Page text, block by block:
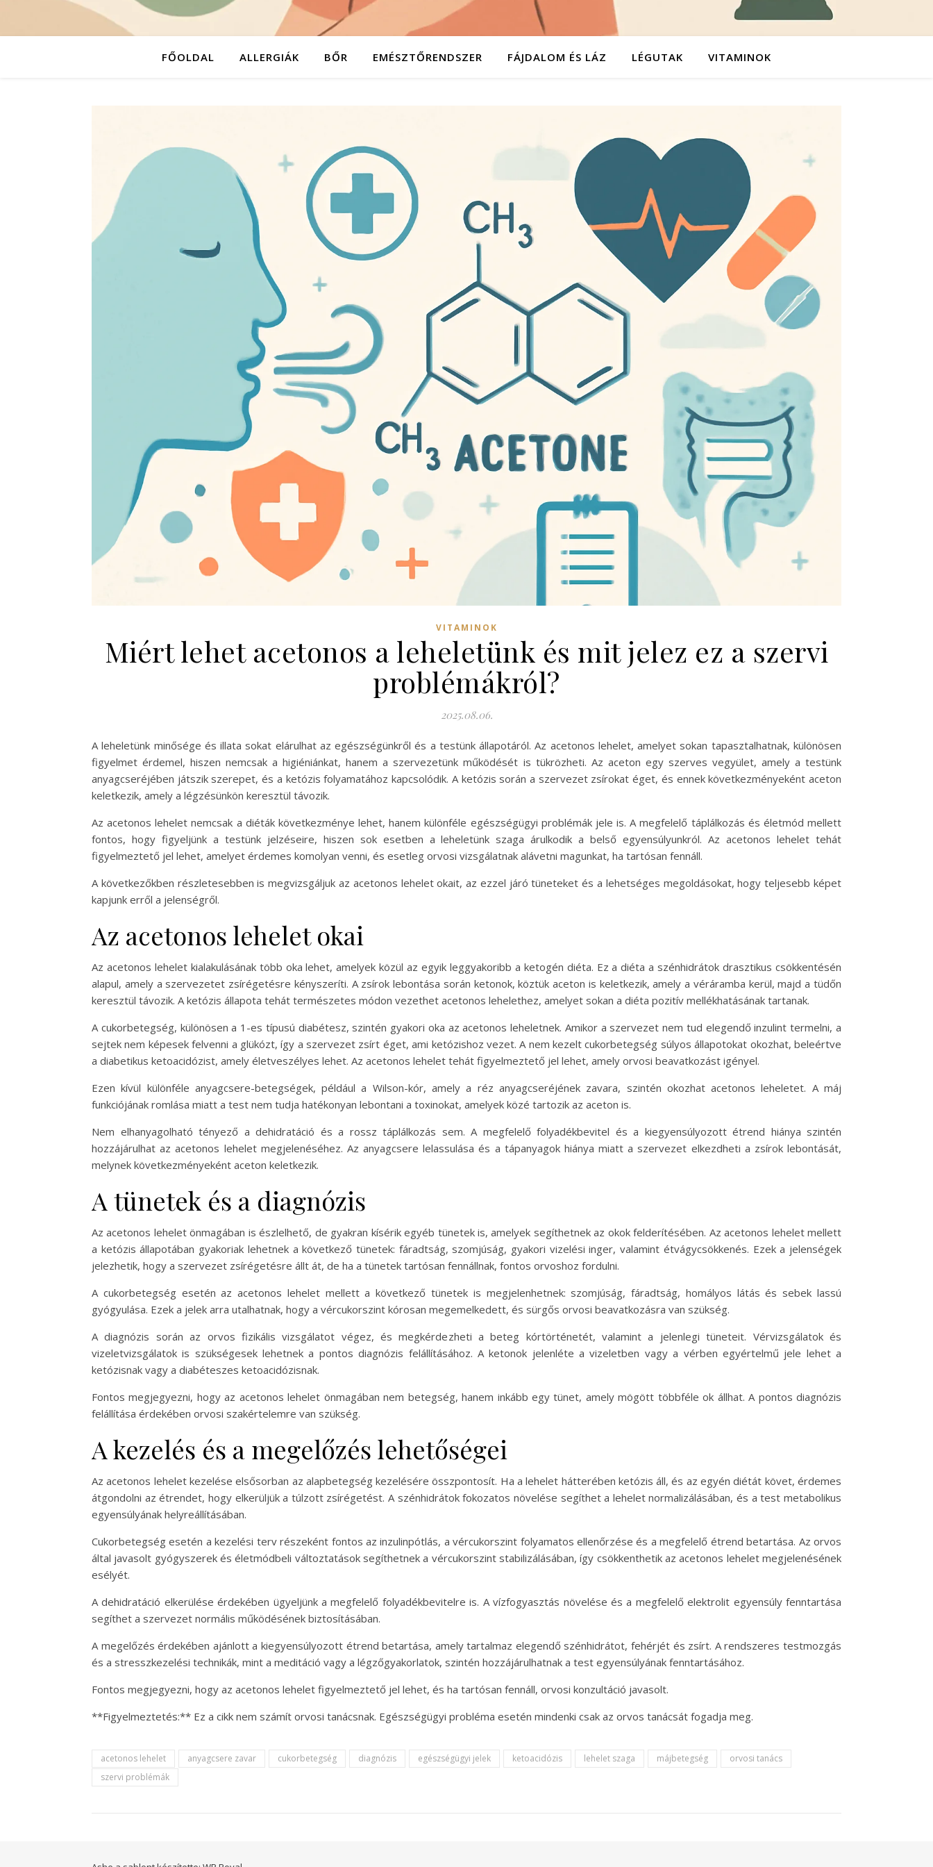
FŐOLDAL ALLERGIÁK BŐR EMÉSZTŐRENDSZER FÁJDALOM ÉS LÁZ LÉGUTAK VITAMINOK
VITAMINOK
Miért lehet acetonos a leheletünk és mit jelez ez a szervi
problémákról?
2025.08.06.
A leheletünk minősége és illata sokat elárulhat az egészségünkről és a testünk állapotáról. Az acetonos lehelet, amelyet sokan tapasztalhatnak, különösen
figyelmet érdemel, hiszen nemcsak a higiéniánkat, hanem a szervezetünk működését is tükrözheti. Az aceton egy szerves vegyület, amely a testünk
anyagcseréjében játszik szerepet, és a ketózis folyamatához kapcsolódik. A ketózis során a szervezet zsírokat éget, és ennek következményeként aceton
keletkezik, amely a légzésünkön keresztül távozik.
Az acetonos lehelet nemcsak a diéták következménye lehet, hanem különféle egészségügyi problémák jele is. A megfelelő táplálkozás és életmód mellett
fontos, hogy figyeljünk a testünk jelzéseire, hiszen sok esetben a leheletünk szaga árulkodik a belső egyensúlyunkról. Az acetonos lehelet tehát
figyelmeztető jel lehet, amelyet érdemes komolyan venni, és esetleg orvosi vizsgálatnak alávetni magunkat, ha tartósan fennáll.
A következőkben részletesebben is megvizsgáljuk az acetonos lehelet okait, az ezzel járó tüneteket és a lehetséges megoldásokat, hogy teljesebb képet
kapjunk erről a jelenségről.
Az acetonos lehelet okai
Az acetonos lehelet kialakulásának több oka lehet, amelyek közül az egyik leggyakoribb a ketogén diéta. Ez a diéta a szénhidrátok drasztikus csökkentésén
alapul, amely a szervezetet zsírégetésre kényszeríti. A zsírok lebontása során ketonok, köztük aceton is keletkezik, amely a véráramba kerül, majd a tüdőn
keresztül távozik. A ketózis állapota tehát természetes módon vezethet acetonos lehelethez, amelyet sokan a diéta pozitív mellékhatásának tartanak.
A cukorbetegség, különösen a 1-es típusú diabétesz, szintén gyakori oka az acetonos leheletnek. Amikor a szervezet nem tud elegendő inzulint termelni, a
sejtek nem képesek felvenni a glükózt, így a szervezet zsírt éget, ami ketózishoz vezet. A nem kezelt cukorbetegség súlyos állapotokat okozhat, beleértve
a diabetikus ketoacidózist, amely életveszélyes lehet. Az acetonos lehelet tehát figyelmeztető jel lehet, amely orvosi beavatkozást igényel.
Ezen kívül különféle anyagcsere-betegségek, például a Wilson-kór, amely a réz anyagcseréjének zavara, szintén okozhat acetonos leheletet. A máj
funkciójának romlása miatt a test nem tudja hatékonyan lebontani a toxinokat, amelyek közé tartozik az aceton is.
Nem elhanyagolható tényező a dehidratáció és a rossz táplálkozás sem. A megfelelő folyadékbevitel és a kiegyensúlyozott étrend hiánya szintén
hozzájárulhat az acetonos lehelet megjelenéséhez. Az anyagcsere lelassulása és a tápanyagok hiánya miatt a szervezet elkezdheti a zsírok lebontását,
melynek következményeként aceton keletkezik.
A tünetek és a diagnózis
Az acetonos lehelet önmagában is észlelhető, de gyakran kísérik egyéb tünetek is, amelyek segíthetnek az okok felderítésében. Az acetonos lehelet mellett
a ketózis állapotában gyakoriak lehetnek a következő tünetek: fáradtság, szomjúság, gyakori vizelési inger, valamint étvágycsökkenés. Ezek a jelenségek
jelezhetik, hogy a szervezet zsírégetésre állt át, de ha a tünetek tartósan fennállnak, fontos orvoshoz fordulni.
A cukorbetegség esetén az acetonos lehelet mellett a következő tünetek is megjelenhetnek: szomjúság, fáradtság, homályos látás és sebek lassú
gyógyulása. Ezek a jelek arra utalhatnak, hogy a vércukorszint kórosan megemelkedett, és sürgős orvosi beavatkozásra van szükség.
A diagnózis során az orvos fizikális vizsgálatot végez, és megkérdezheti a beteg kórtörténetét, valamint a jelenlegi tüneteit. Vérvizsgálatok és
vizeletvizsgálatok is szükségesek lehetnek a pontos diagnózis felállításához. A ketonok jelenléte a vizeletben vagy a vérben egyértelmű jele lehet a
ketózisnak vagy a diabéteszes ketoacidózisnak.
Fontos megjegyezni, hogy az acetonos lehelet önmagában nem betegség, hanem inkább egy tünet, amely mögött többféle ok állhat. A pontos diagnózis
felállítása érdekében orvosi szakértelemre van szükség.
A kezelés és a megelőzés lehetőségei
Az acetonos lehelet kezelése elsősorban az alapbetegség kezelésére összpontosít. Ha a lehelet hátterében ketózis áll, és az egyén diétát követ, érdemes
átgondolni az étrendet, hogy elkerüljük a túlzott zsírégetést. A szénhidrátok fokozatos növelése segíthet a lehelet normalizálásában, és a test metabolikus
egyensúlyának helyreállításában.
Cukorbetegség esetén a kezelési terv részeként fontos az inzulinpótlás, a vércukorszint folyamatos ellenőrzése és a megfelelő étrend betartása. Az orvos
által javasolt gyógyszerek és életmódbeli változtatások segíthetnek a vércukorszint stabilizálásában, így csökkenthetik az acetonos lehelet megjelenésének
esélyét.
A dehidratáció elkerülése érdekében ügyeljünk a megfelelő folyadékbevitelre is. A vízfogyasztás növelése és a megfelelő elektrolit egyensúly fenntartása
segíthet a szervezet normális működésének biztosításában.
A megelőzés érdekében ajánlott a kiegyensúlyozott étrend betartása, amely tartalmaz elegendő szénhidrátot, fehérjét és zsírt. A rendszeres testmozgás
és a stresszkezelési technikák, mint a meditáció vagy a légzőgyakorlatok, szintén hozzájárulhatnak a test egyensúlyának fenntartásához.
Fontos megjegyezni, hogy az acetonos lehelet figyelmeztető jel lehet, és ha tartósan fennáll, orvosi konzultáció javasolt.
**Figyelmeztetés:** Ez a cikk nem számít orvosi tanácsnak. Egészségügyi probléma esetén mindenki csak az orvos tanácsát fogadja meg.
acetonos lehelet anyagcsere zavar cukorbetegség diagnózis egészségügyi jelek ketoacidózis lehelet szaga májbetegség
orvosi tanács
szervi problémák